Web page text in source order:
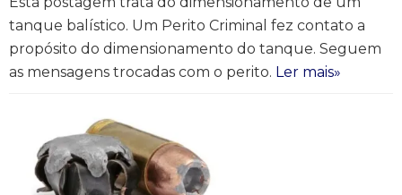
tanque balístico. Um Perito Criminal fez contato a
propósito do dimensionamento do tanque. Seguem
as mensagens trocadas com o perito. Ler mais»